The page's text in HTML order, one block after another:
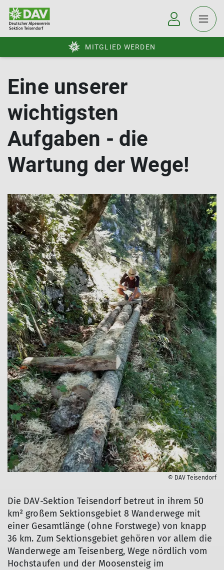
MITGLIED WERDEN
Eine unserer
wichtigsten
Aufgaben - die
Wartung der Wege!
© DAV Teisendorf
Die DAV-Sektion Teisendorf betreut in ihrem 50
km² großem Sektionsgebiet 8 Wanderwege mit
einer Gesamtlänge (ohne Forstwege) von knapp
36 km. Zum Sektionsgebiet gehören vor allem die
Wanderwege am Teisenberg, Wege nördlich vom
Hochstaufen und der Moosensteig im